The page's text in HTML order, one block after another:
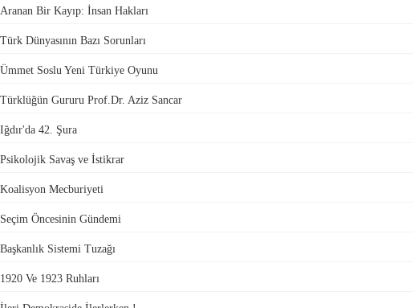
Aranan Bir Kayıp: İnsan Hakları
Türk Dünyasının Bazı Sorunları
Ümmet Soslu Yeni Türkiye Oyunu
Türklüğün Gururu Prof.Dr. Aziz Sancar
Iğdır'da 42. Şura
Psikolojik Savaş ve İstikrar
Koalisyon Mecburiyeti
Seçim Öncesinin Gündemi
Başkanlık Sistemi Tuzağı
1920 Ve 1923 Ruhları